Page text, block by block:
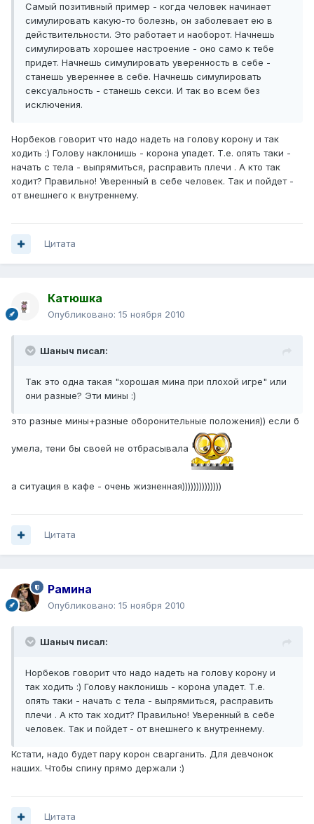
Самый позитивный пример - когда человек начинает
симулировать какую-то болезнь, он заболевает ею в
действительности. Это работает и наоборот. Начнешь
симулировать хорошее настроение - оно само к тебе
придет. Начнешь симулировать уверенность в себе -
станешь увереннее в себе. Начнешь симулировать
сексуальность - станешь секси. И так во всем без
исключения.
Норбеков говорит что надо надеть на голову корону и так
ходить :) Голову наклонишь - корона упадет. Т.е. опять таки -
начать с тела - выпрямиться, расправить плечи . А кто так
ходит? Правильно! Уверенный в себе человек. Так и пойдет -
от внешнего к внутреннему.
Цитата
Катюшка
Опубликовано: 15 ноября 2010
Шаныч писал:
Так это одна такая "хорошая мина при плохой игре" или
они разные? Эти мины :)
это разные мины+разные оборонительные положения)) если б
умела, тени бы своей не отбрасывала
а ситуация в кафе - очень жизненная))))))))))))))
Цитата
Рамина
Опубликовано: 15 ноября 2010
Шаныч писал:
Норбеков говорит что надо надеть на голову корону и
так ходить :) Голову наклонишь - корона упадет. Т.е.
опять таки - начать с тела - выпрямиться, расправить
плечи . А кто так ходит? Правильно! Уверенный в себе
человек. Так и пойдет - от внешнего к внутреннему.
Кстати, надо будет пару корон сварганить. Для девчонок
наших. Чтобы спину прямо держали :)
Цитата